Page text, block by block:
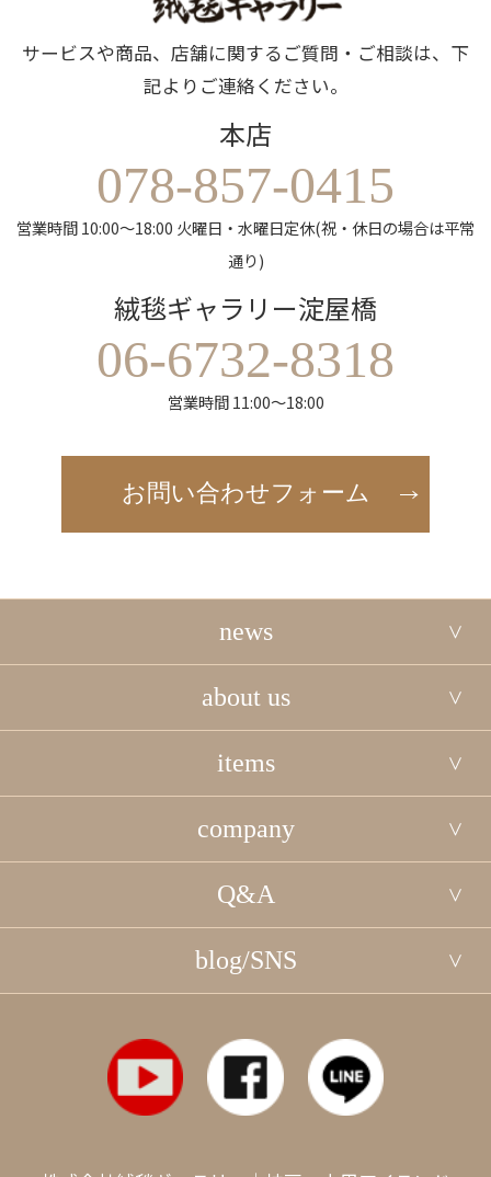
サービスや商品、店舗に関するご質問・ご相談は、下
記よりご連絡ください。
本店
078-857-0415
営業時間 10:00～18:00 火曜日・水曜日定休(祝・休日の場合は平常
通り)
絨毯ギャラリー淀屋橋
06-6732-8318
営業時間 11:00～18:00
お問い合わせフォーム
news
about us
items
company
Q&A
blog/SNS